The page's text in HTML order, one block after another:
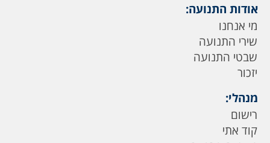
אודות התנועה:
מי אנחנו
שירי התנועה
שבטי התנועה
יזכור
מנהלי:
רישום
קוד אתי